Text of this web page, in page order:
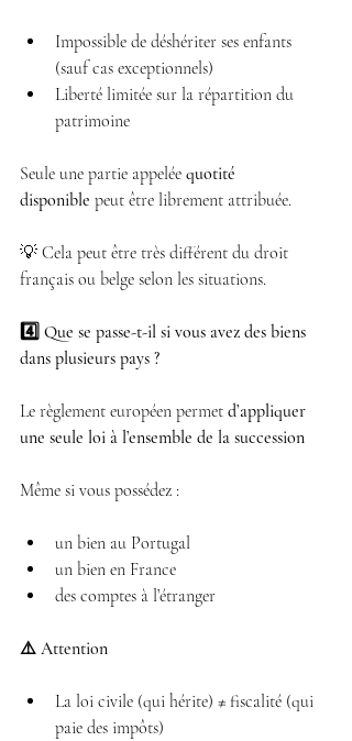
Impossible de déshériter ses enfants
(sauf cas exceptionnels)
Liberté limitée sur la répartition du
patrimoine
Seule une partie appelée quotité
disponible peut être librement attribuée.
💡 Cela peut être très différent du droit
français ou belge selon les situations.
4️⃣ Que se passe-t-il si vous avez des biens
dans plusieurs pays ?
Le règlement européen permet d’appliquer
une seule loi à l’ensemble de la succession
Même si vous possédez :
un bien au Portugal
un bien en France
des comptes à l’étranger
⚠️ Attention
La loi civile (qui hérite) ≠ fiscalité (qui
paie des impôts)